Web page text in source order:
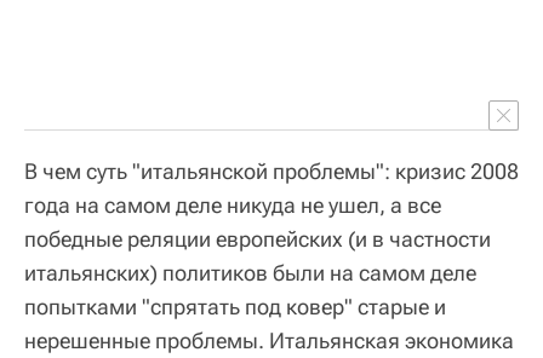
В чем суть "итальянской проблемы": кризис 2008
года на самом деле никуда не ушел, а все
победные реляции европейских (и в частности
итальянских) политиков были на самом деле
попытками "спрятать под ковер" старые и
нерешенные проблемы. Итальянская экономика